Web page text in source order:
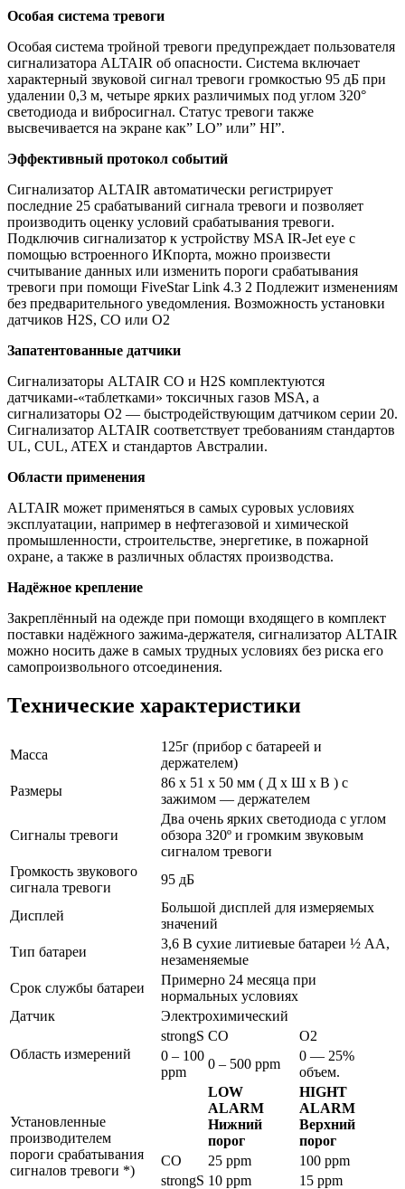
Особая система тревоги
Особая система тройной тревоги предупреждает пользователя
сигнализатора ALTAIR об опасности. Система включает
характерный звуковой сигнал тревоги громкостью 95 дБ при
удалении 0,3 м, четыре ярких различимых под углом 320°
светодиода и вибросигнал. Статус тревоги также
высвечивается на экране как” LO” или” HI”.
Эффективный протокол событий
Сигнализатор ALTAIR автоматически регистрирует
последние 25 срабатываний сигнала тревоги и позволяет
производить оценку условий срабатывания тревоги.
Подключив сигнализатор к устройству MSA IR-Jet eye с
помощью встроенного ИКпорта, можно произвести
считывание данных или изменить пороги срабатывания
тревоги при помощи FiveStar Link 4.3 2 Подлежит изменениям
без предварительного уведомления. Возможность установки
датчиков H2S, CO или O2
Запатентованные датчики
Сигнализаторы ALTAIR CO и H2S комплектуются
датчиками-«таблетками» токсичных газов MSA, а
сигнализаторы O2 — быстродействующим датчиком серии 20.
Сигнализатор ALTAIR соответствует требованиям стандартов
UL, CUL, ATEX и стандартов Австралии.
Области применения
ALTAIR может применяться в самых суровых условиях
эксплуатации, например в нефтегазовой и химической
промышленности, строительстве, энергетике, в пожарной
охране, а также в различных областях производства.
Надёжное крепление
Закреплённый на одежде при помощи входящего в комплект
поставки надёжного зажима-держателя, сигнализатор ALTAIR
можно носить даже в самых трудных условиях без риска его
самопроизвольного отсоединения.
Технические характеристики
Масса
125г (прибор с батареей и
держателем)
Размеры
86 х 51 х 50 мм ( Д х Ш х В ) с
зажимом — держателем
Сигналы тревоги
Два очень ярких светодиода с углом
обзора 320º и громким звуковым
сигналом тревоги
Громкость звукового
сигнала тревоги
95 дБ
Дисплей
Большой дисплей для измеряемых
значений
Тип батареи
3,6 В сухие литиевые батареи ½ AA,
незаменяемые
Срок службы батареи
Примерно 24 месяца при
нормальных условиях
Датчик
Электрохимический
Область измерений
strongS CO
O2
0 – 100
ppm
0 – 500 ppm
0 — 25%
объем.
Установленные
производителем
пороги срабатывания
сигналов тревоги *)
LOW
ALARM
Нижний
порог
HIGHT
ALARM
Верхний
порог
CO
25 ppm
100 ppm
strongS 10 ppm
15 ppm